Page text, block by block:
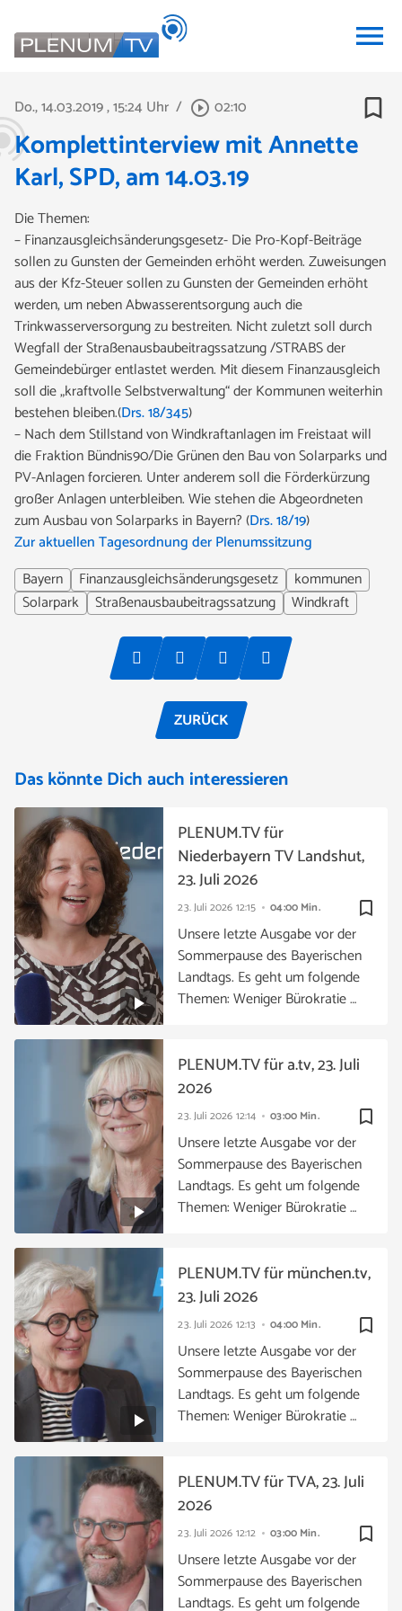
menu
Do., 14.03.2019, 15:24 Uhr / play_circle_outline 02:10 bookmark_border
Komplettinterview mit Annette
Karl, SPD, am 14.03.19
Die Themen:
– Finanzausgleichsänderungsgesetz- Die Pro-Kopf-Beiträge
sollen zu Gunsten der Gemeinden erhöht werden. Zuweisungen
aus der Kfz-Steuer sollen zu Gunsten der Gemeinden erhöht
werden, um neben Abwasserentsorgung auch die
Trinkwasserversorgung zu bestreiten. Nicht zuletzt soll durch
Wegfall der Straßenausbaubeitragssatzung /STRABS der
Gemeindebürger entlastet werden. Mit diesem Finanzausgleich
soll die „kraftvolle Selbstverwaltung“ der Kommunen weiterhin
bestehen bleiben.(Drs. 18/345)
– Nach dem Stillstand von Windkraftanlagen im Freistaat will
die Fraktion Bündnis90/Die Grünen den Bau von Solarparks und
PV-Anlagen forcieren. Unter anderem soll die Förderkürzung
großer Anlagen unterbleiben. Wie stehen die Abgeordneten
zum Ausbau von Solarparks in Bayern? (Drs. 18/19)
Zur aktuellen Tagesordnung der Plenumssitzung
Bayern
Finanzausgleichsänderungsgesetz
kommunen
Solarpark
Straßenausbaubeitragssatzung Windkraft
ZURÜCK
Das könnte Dich auch interessieren
bookmark_border
23. Juli 2026 12:15 04:00 Min.
PLENUM.TV für
Niederbayern TV Landshut,
23. Juli 2026
Unsere letzte Ausgabe vor der
Sommerpause des Bayerischen
Landtags. Es geht um folgende
Themen: Weniger Bürokratie …
bookmark_border
23. Juli 2026 12:14 03:00 Min.
PLENUM.TV für a.tv, 23. Juli
2026
Unsere letzte Ausgabe vor der
Sommerpause des Bayerischen
Landtags. Es geht um folgende
Themen: Weniger Bürokratie …
bookmark_border
23. Juli 2026 12:13 04:00 Min.
PLENUM.TV für münchen.tv,
23. Juli 2026
Unsere letzte Ausgabe vor der
Sommerpause des Bayerischen
Landtags. Es geht um folgende
Themen: Weniger Bürokratie …
bookmark_border
23. Juli 2026 12:12 03:00 Min.
PLENUM.TV für TVA, 23. Juli
2026
Unsere letzte Ausgabe vor der
Sommerpause des Bayerischen
Landtags. Es geht um folgende